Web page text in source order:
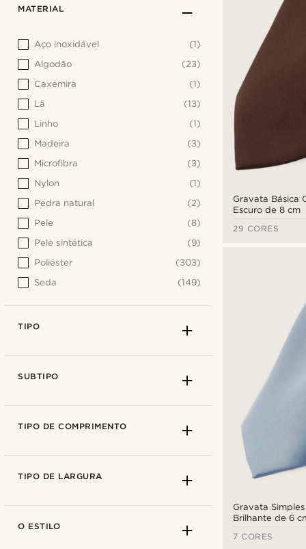
Gravata Básica
Escuro de 8 cm
29 CORES
Gravata
Brilhante de 6
7 CORES
MATERIAL
Aço inoxidável
(1)
Algodão
(23)
Caxemira
(1)
Lã
(13)
Linho
(1)
Madeira
(3)
Microfibra
(3)
Nylon
(1)
Pedra natural
(2)
Pele
(8)
Pele sintética
(9)
Poliéster
(303)
Seda
(149)
TIPO
SUBTIPO
TIPO DE COMPRIMENTO
TIPO DE LARGURA
O ESTILO